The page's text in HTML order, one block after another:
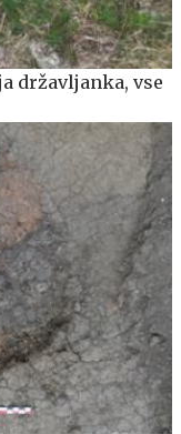
državljanka, vse